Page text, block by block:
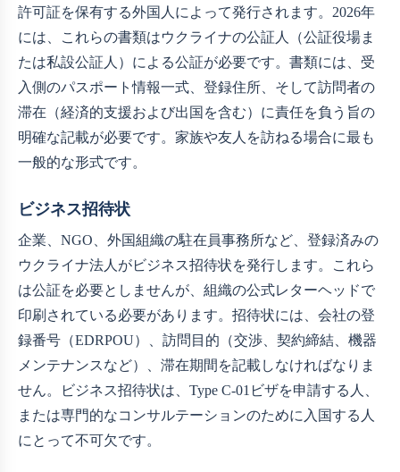
許可証を保有する外国人によって発行されます。2026年
には、これらの書類はウクライナの公証人（公証役場ま
たは私設公証人）による公証が必要です。書類には、受
入側のパスポート情報一式、登録住所、そして訪問者の
滞在（経済的支援および出国を含む）に責任を負う旨の
明確な記載が必要です。家族や友人を訪ねる場合に最も
一般的な形式です。
ビジネス招待状
企業、NGO、外国組織の駐在員事務所など、登録済みの
ウクライナ法人がビジネス招待状を発行します。これら
は公証を必要としませんが、組織の公式レターヘッドで
印刷されている必要があります。招待状には、会社の登
録番号（EDRPOU）、訪問目的（交渉、契約締結、機器
メンテナンスなど）、滞在期間を記載しなければなりま
せん。ビジネス招待状は、Type C-01ビザを申請する人、
または専門的なコンサルテーションのために入国する人
にとって不可欠です。